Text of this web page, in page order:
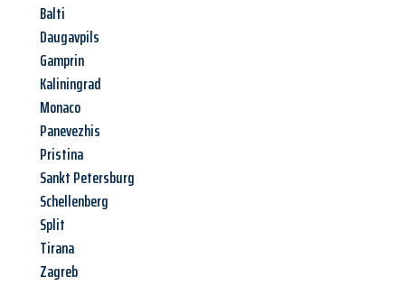
Balti
Daugavpils
Gamprin
Kaliningrad
Monaco
Panevezhis
Pristina
Sankt Petersburg
Schellenberg
Split
Tirana
Zagreb